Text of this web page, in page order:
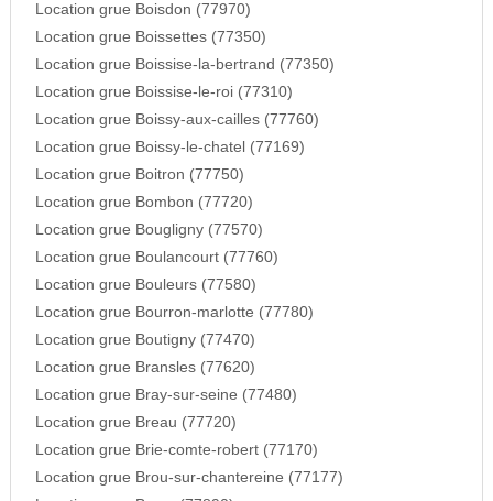
Location grue Boisdon (77970)
Location grue Boissettes (77350)
Location grue Boissise-la-bertrand (77350)
Location grue Boissise-le-roi (77310)
Location grue Boissy-aux-cailles (77760)
Location grue Boissy-le-chatel (77169)
Location grue Boitron (77750)
Location grue Bombon (77720)
Location grue Bougligny (77570)
Location grue Boulancourt (77760)
Location grue Bouleurs (77580)
Location grue Bourron-marlotte (77780)
Location grue Boutigny (77470)
Location grue Bransles (77620)
Location grue Bray-sur-seine (77480)
Location grue Breau (77720)
Location grue Brie-comte-robert (77170)
Location grue Brou-sur-chantereine (77177)